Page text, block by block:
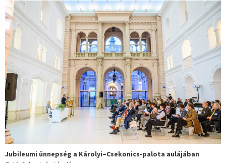
Jubileumi ünnepség a Károlyi–Csekonics-palota aulájában